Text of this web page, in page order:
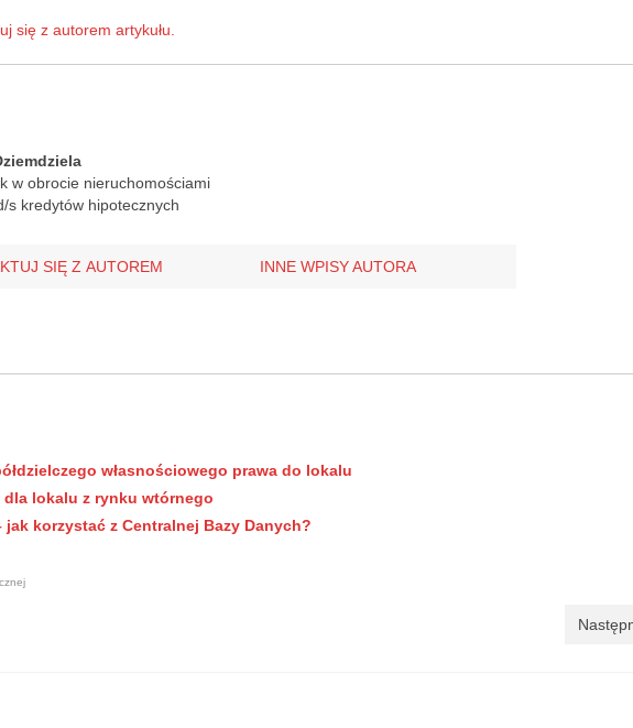
się z autorem artykułu.
w obrocie nieruchomościami
s kredytów hipotecznych
SIĘ Z AUTOREM INNE WPISY AUTORA
własnościowego prawa do lokalu
lokalu z rynku wtórnego
korzystać z Centralnej Bazy Danych?